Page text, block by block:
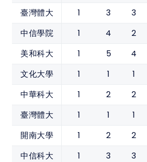
臺灣體大 1 3 3
中信學院 1 4 2
美和科大 1 5 4
文化大學 1 1 1
中華科大 1 2 2
臺灣體大 1 1 1
開南大學 1 2 2
中信科大 1 3 3